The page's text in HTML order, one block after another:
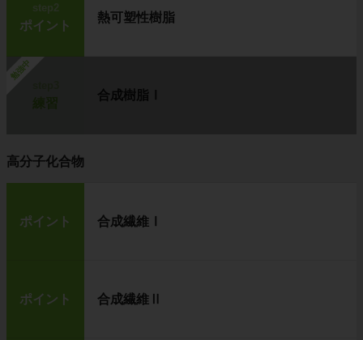
step2
ポイント
熱可塑性樹脂
勉強中
合成樹脂Ⅰ
高分子化合物
ポイント 合成繊維Ⅰ
ポイント 合成繊維Ⅱ